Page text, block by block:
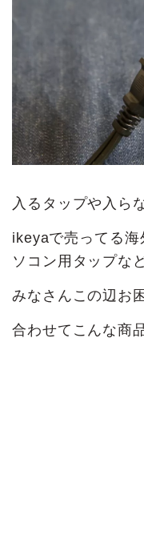
入るタップや入ら
ikeyaで売ってる
ソコン用タップな
みなさんこの辺お
合わせてこんな商